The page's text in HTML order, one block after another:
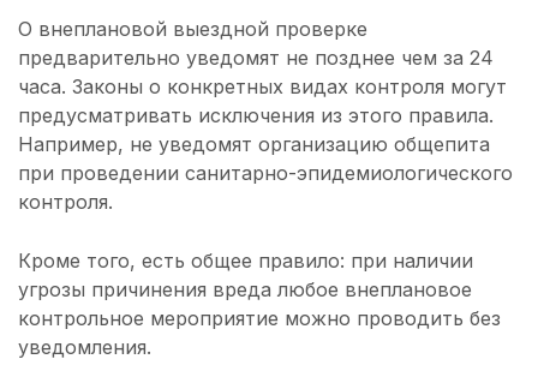
О внеплановой выездной проверке
предварительно уведомят не позднее чем за 24
часа. Законы о конкретных видах контроля могут
предусматривать исключения из этого правила.
Например, не уведомят организацию общепита
при проведении санитарно-эпидемиологического
контроля.
Кроме того, есть общее правило: при наличии
угрозы причинения вреда любое внеплановое
контрольное мероприятие можно проводить без
уведомления.